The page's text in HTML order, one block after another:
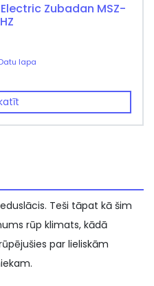
Zubadan MSZ-
lapa
Teši tāpat kā šim
rūp klimats, kādā
par lieliskām